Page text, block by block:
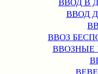
ВВОД
ВВОЗ